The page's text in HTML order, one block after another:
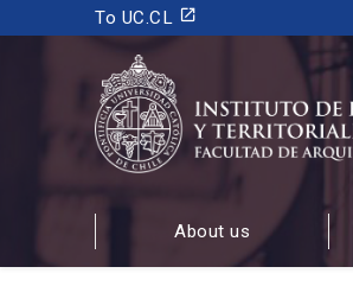
To UC.CL launch
INSTITUTO DE
Y TERRITORIALES
FACULTAD DEAbout us